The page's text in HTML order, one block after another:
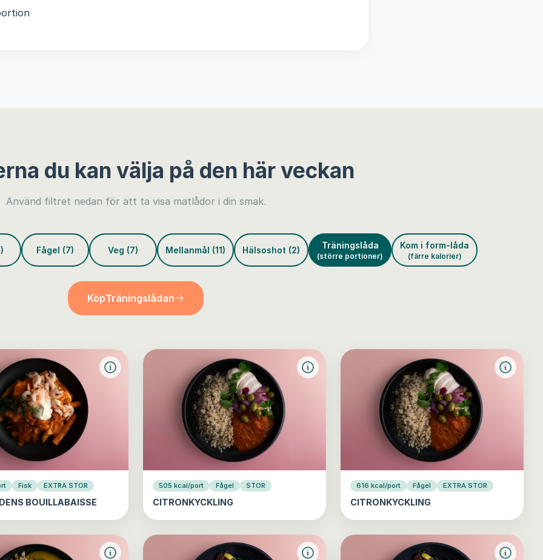
du kan välja på den här veckan
Använd filtret nedan för att ta visa matlådor i din smak.
Fågel (7) Veg (7) Mellanmål (11) Hälsoshot (2) Träningslåda
(större portioner)
Kom i form-låda
(färre kalorier)
KöpTräningslådan
Fisk EXTRA STOR
BOUILLABAISSE
505 kcal/port Fågel STOR
CITRONKYCKLING
616 kcal/port Fågel EXTRA STOR
CITRONKYCKLING